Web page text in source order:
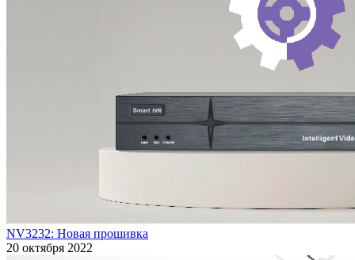
NV3232: Новая прошивка
20 октября 2022